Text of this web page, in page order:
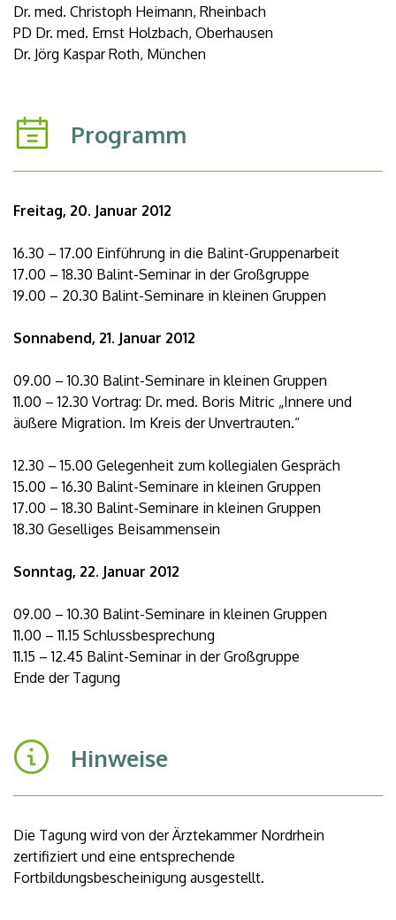
Dr. med. Christoph Heimann, Rheinbach
PD Dr. med. Ernst Holzbach, Oberhausen
Dr. Jörg Kaspar Roth, München
Programm
Freitag, 20. Januar 2012
16.30 – 17.00 Einführung in die Balint-Gruppenarbeit
17.00 – 18.30 Balint-Seminar in der Großgruppe
19.00 – 20.30 Balint-Seminare in kleinen Gruppen
Sonnabend, 21. Januar 2012
09.00 – 10.30 Balint-Seminare in kleinen Gruppen
11.00 – 12.30 Vortrag: Dr. med. Boris Mitric „Innere und
äußere Migration. Im Kreis der Unvertrauten.“
12.30 – 15.00 Gelegenheit zum kollegialen Gespräch
15.00 – 16.30 Balint-Seminare in kleinen Gruppen
17.00 – 18.30 Balint-Seminare in kleinen Gruppen
18.30 Geselliges Beisammensein
Sonntag, 22. Januar 2012
09.00 – 10.30 Balint-Seminare in kleinen Gruppen
11.00 – 11.15 Schlussbesprechung
11.15 – 12.45 Balint-Seminar in der Großgruppe
Ende der Tagung
Hinweise
Die Tagung wird von der Ärztekammer Nordrhein
zertifiziert und eine entsprechende
Fortbildungsbescheinigung ausgestellt.